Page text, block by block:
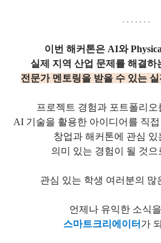
· · · · · · ·
이번 해커톤은 AI와
실제 지역 산업 문제를 해결하
전문가 멘토링을 받을 수 있는
프로젝트 경험과 포트폴리
AI 기술을 활용한 아이디어를 직
창업과 해커톤에 관심 있
의미 있는 경험이 될 것으
관심 있는 학생 여러분의 많
언제나 유익한 소식
스마트크리에이터 가